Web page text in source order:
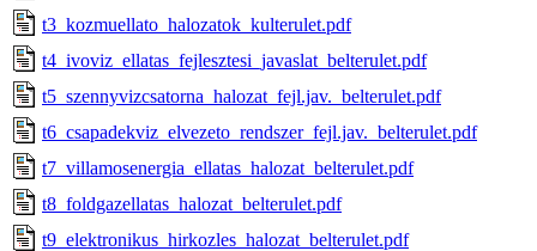
t3_kozmuellato_halozatok_kulterulet.pdf
t4_ivoviz_ellatas_fejlesztesi_javaslat_belterulet.pdf
t5_szennyvizcsatorna_halozat_fejl.jav._belterulet.pdf
t6_csapadekviz_elvezeto_rendszer_fejl.jav._belterulet.pdf
t7_villamosenergia_ellatas_halozat_belterulet.pdf
t8_foldgazellatas_halozat_belterulet.pdf
t9_elektronikus_hirkozles_halozat_belterulet.pdf